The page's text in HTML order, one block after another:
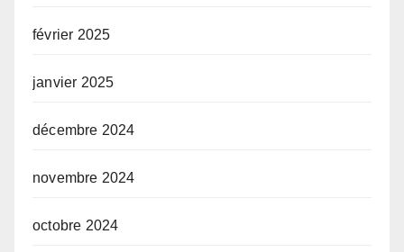
février 2025
janvier 2025
décembre 2024
novembre 2024
octobre 2024